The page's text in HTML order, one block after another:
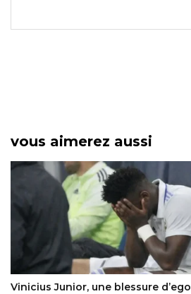
vous aimerez aussi
Le CHAN 2025 transforme